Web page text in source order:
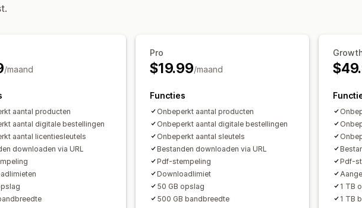
Toegangscode
Bestandsversleuteling IP-
Wachtwoordbeveiliging
Watermarks Bestandshosting
/maand
aantal producten
aantal digitale bestellingen
aantal licentiesleutels
downloaden via URL
Pro
$19.99/maand
Functies
Onbeperkt aantal producten
Onbeperkt aantal digitale bestellingen
Onbeperkt aantal sleutels
Bestanden downloaden via URL
Pdf-stempeling
Downloadlimiet
50 GB opslag
500 GB bandbreedte
Pdf-
1 TB
1 TB